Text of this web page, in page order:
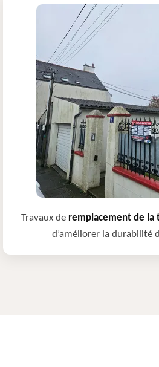
Travaux de remplacement de la
d’améliorer la durabilité